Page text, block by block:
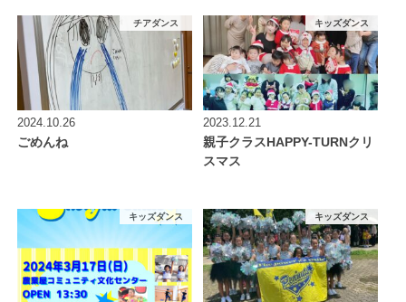
チアダンス
2024.10.26
ごめんね
キッズダンス
2023.12.21
親子クラスHAPPY-TURNクリ
スマス
キッズダンス キッズダンス